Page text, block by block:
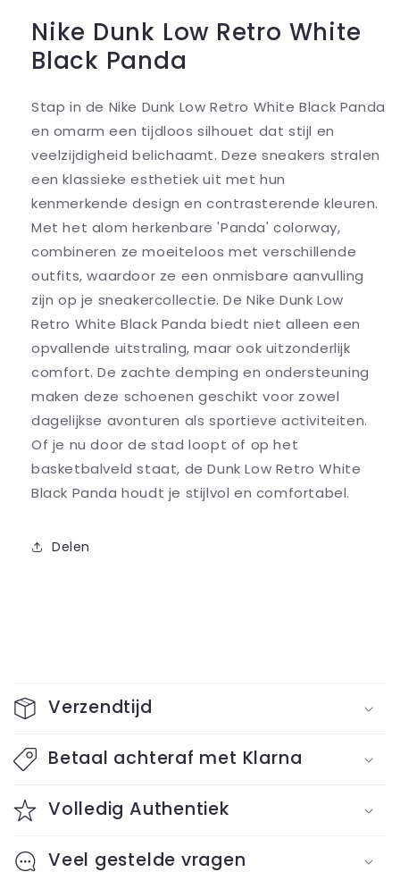
Nike Dunk Low Retro White
Black Panda
Stap in de Nike Dunk Low Retro White Black Panda
en omarm een tijdloos silhouet dat stijl en
veelzijdigheid belichaamt. Deze sneakers stralen
een klassieke esthetiek uit met hun
kenmerkende design en contrasterende kleuren.
Met het alom herkenbare 'Panda' colorway,
combineren ze moeiteloos met verschillende
outfits, waardoor ze een onmisbare aanvulling
zijn op je sneakercollectie. De Nike Dunk Low
Retro White Black Panda biedt niet alleen een
opvallende uitstraling, maar ook uitzonderlijk
comfort. De zachte demping en ondersteuning
maken deze schoenen geschikt voor zowel
dagelijkse avonturen als sportieve activiteiten.
Of je nu door de stad loopt of op het
basketbalveld staat, de Dunk Low Retro White
Black Panda houdt je stijlvol en comfortabel.
Delen
n
l
p
b
Verzendtijd
Betaal achteraf met Klarna
Volledig Authentiek
Veel gestelde vragen